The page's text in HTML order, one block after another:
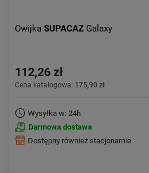
Owijka SUPACAZ Galaxy
112,26 zł
Cena katalogowa: 175,90 zł
Wysyłka w: 24h
Darmowa dostawa
Dostępny również stacjonarnie